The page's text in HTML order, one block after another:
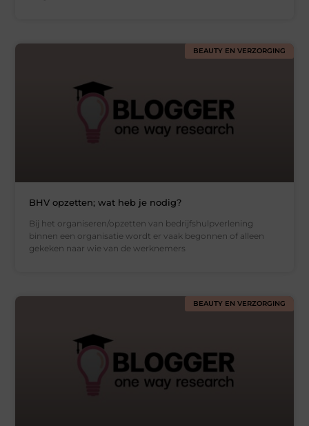
BEAUTY EN VERZORGING
BHV opzetten; wat heb je nodig?
Bij het organiseren/opzetten van bedrijfshulpverlening
binnen een organisatie wordt er vaak begonnen of alleen
gekeken naar wie van de werknemers
BEAUTY EN VERZORGING